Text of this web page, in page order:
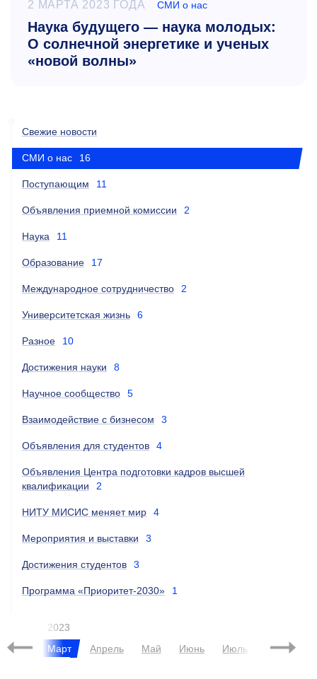
2 МАРТА 2023 ГОДА СМИ о нас
Наука будущего — наука молодых:
О солнечной энергетике и ученых
«новой волны»
Свежие новости
СМИ о нас 16
Поступающим 11
Объявления приемной комиссии 2
Наука 11
Образование 17
Международное сотрудничество 2
Университетская жизнь 6
Разное 10
Достижения науки 8
Научное сообщество 5
Взаимодействие с бизнесом 3
Объявления для студентов 4
Объявления Центра подготовки кадров высшей
квалификации
2
НИТУ МИСИС меняет мир 4
Мероприятия и выставки 3
Достижения студентов 3
Программа «Приоритет-2030» 1
2023
Март
Апрель Май Июнь Июль Август